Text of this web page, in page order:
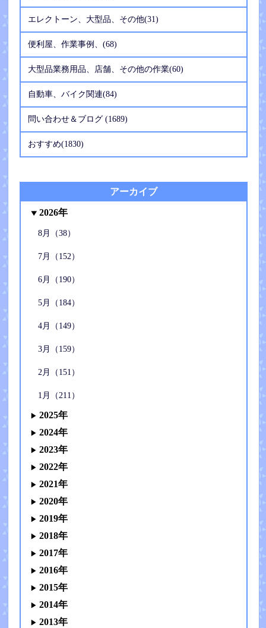
エレクトーン、大型品、その他(31)
便利屋、作業事例、(68)
大型品業務用品、店舗、その他の作業(60)
自動車、バイク関連(84)
問い合わせ＆ブログ (1689)
おすすめ(1830)
アーカイブ
2026年
8月（38）
7月（152）
6月（190）
5月（184）
4月（149）
3月（159）
2月（151）
1月（211）
2025年
2024年
2023年
2022年
2021年
2020年
2019年
2018年
2017年
2016年
2015年
2014年
2013年